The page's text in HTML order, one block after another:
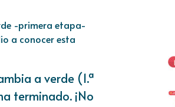
-primera etapa-
a conocer esta
a verde (1.ª
terminado. ¡No